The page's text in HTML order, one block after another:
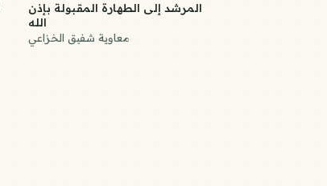
المرشد إلى الطهارة المقبولة بإذن
الله
معاوية شفيق الخزاعي